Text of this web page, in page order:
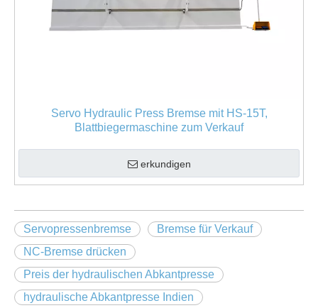
Servo Hydraulic Press Bremse mit HS-15T,
Blattbiegermaschine zum Verkauf
erkundigen
Servopressenbremse
Bremse für Verkauf
NC-Bremse drücken
Preis der hydraulischen Abkantpresse
hydraulische Abkantpresse Indien